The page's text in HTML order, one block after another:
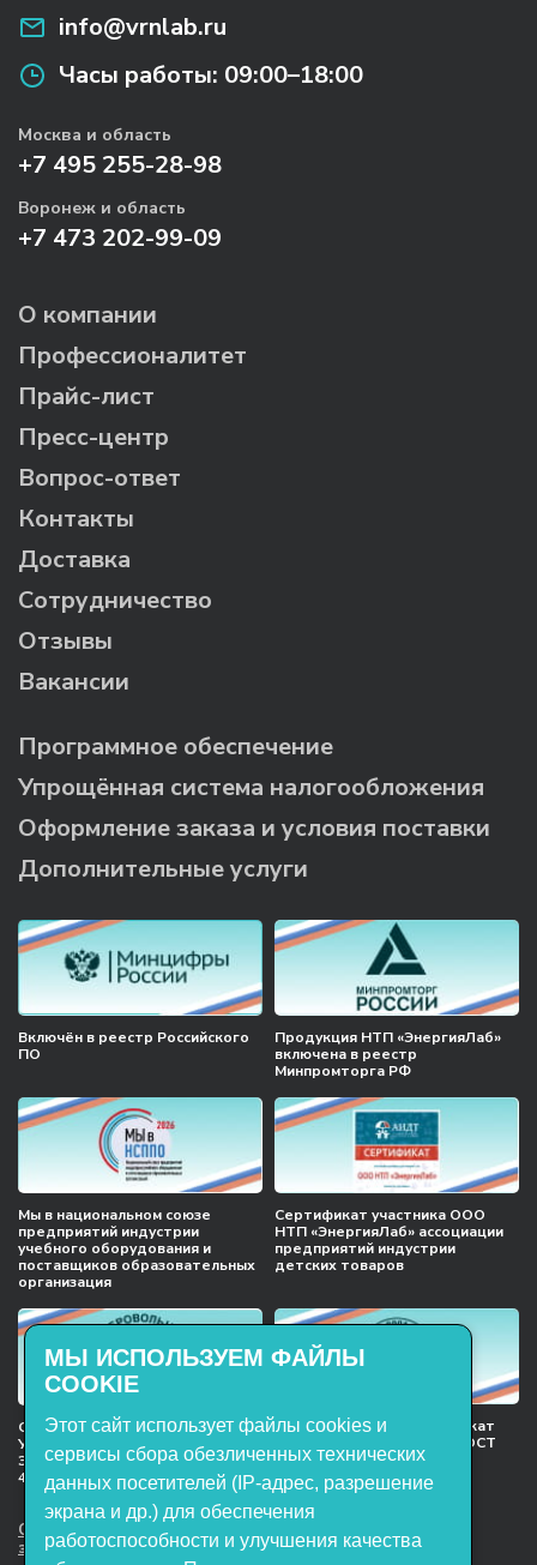
info@vrnlab.ru
Часы работы: 09:00–18:00
Москва и область
+7 495 255-28-98
Воронеж и область
+7 473 202-99-09
О компании
Профессионалитет
Прайс-лист
Пресс-центр
Вопрос-ответ
Контакты
Доставка
Сотрудничество
Отзывы
Вакансии
Программное обеспечение
Упрощённая система налогообложения
Оформление заказа и условия поставки
Дополнительные услуги
Включён в реестр Российского
ПО
Продукция НТП «ЭнергияЛаб»
включена в реестр
Минпромторга РФ
Мы в национальном союзе
предприятий индустрии
учебного оборудования и
поставщиков образовательных
организация
Сертификат участника ООО
НТП «ЭнергияЛаб» ассоциации
предприятий индустрии
детских товаров
Сертификат соответствия
Учебное оборудование, марки
ЭнергияЛаб ТУ 32.99.53–001–
47627947–2021 Серийный выпуск
Международный сертификат
менеджмента качества ГОСТ
ISO 9001:2015
ООО НТП «ЭнергияЛаб». Все права
защищены.
МЫ ИСПОЛЬЗУЕМ ФАЙЛЫ
COOKIE
Этот сайт использует файлы cookies и
сервисы сбора обезличенных технических
данных посетителей (IP-адрес, разрешение
экрана и др.) для обеспечения
работоспособности и улучшения качества